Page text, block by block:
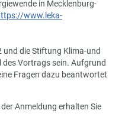
in Mecklenburg-
www.leka-
und die Stiftung Klima-und
des Vortrags sein. Aufgrund
Fragen dazu beantwortet
Anmeldung erhalten Sie